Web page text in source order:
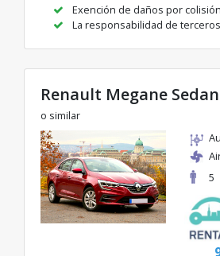
Exención de daños por
La responsabilidad de
Renault Megane
o similar
5